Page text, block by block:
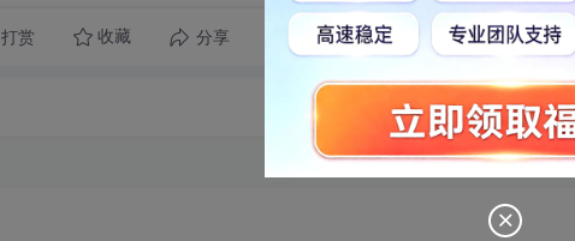
打赏 收藏 分享 转发到动态 举报